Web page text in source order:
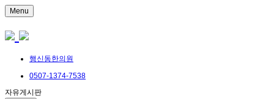
Menu
행신동한의원
0507-1374-7538
자유게시판